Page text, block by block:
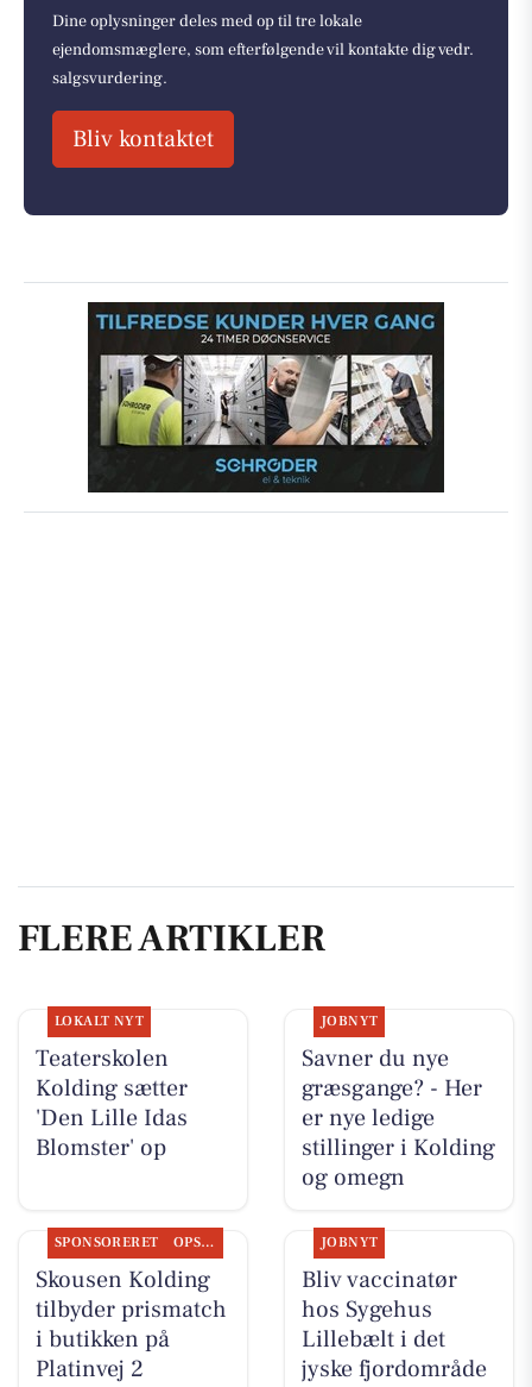
Dine oplysninger deles med op til tre lokale
ejendomsmæglere, som efterfølgende vil kontakte dig vedr.
salgsvurdering.
Bliv kontaktet
FLERE ARTIKLER
LOKALT NYT
Teaterskolen
Kolding sætter
'Den Lille Idas
Blomster' op
JOBNYT
Savner du nye
græsgange? - Her
er nye ledige
stillinger i Kolding
og omegn
SPONSORERET OPSLAGSTAVLEN
Skousen Kolding
tilbyder prismatch
i butikken på
Platinvej 2
JOBNYT
Bliv vaccinatør
hos Sygehus
Lillebælt i det
jyske fjordområde